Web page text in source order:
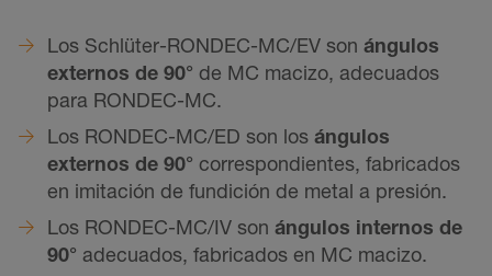
Los Schlüter-RONDEC-MC/EV son ángulos
externos de 90° de MC macizo, adecuados
para RONDEC-MC.
Los RONDEC-MC/ED son los ángulos
externos de 90° correspondientes, fabricados
en imitación de fundición de metal a presión.
Los RONDEC-MC/IV son ángulos internos de
90° adecuados, fabricados en MC macizo.